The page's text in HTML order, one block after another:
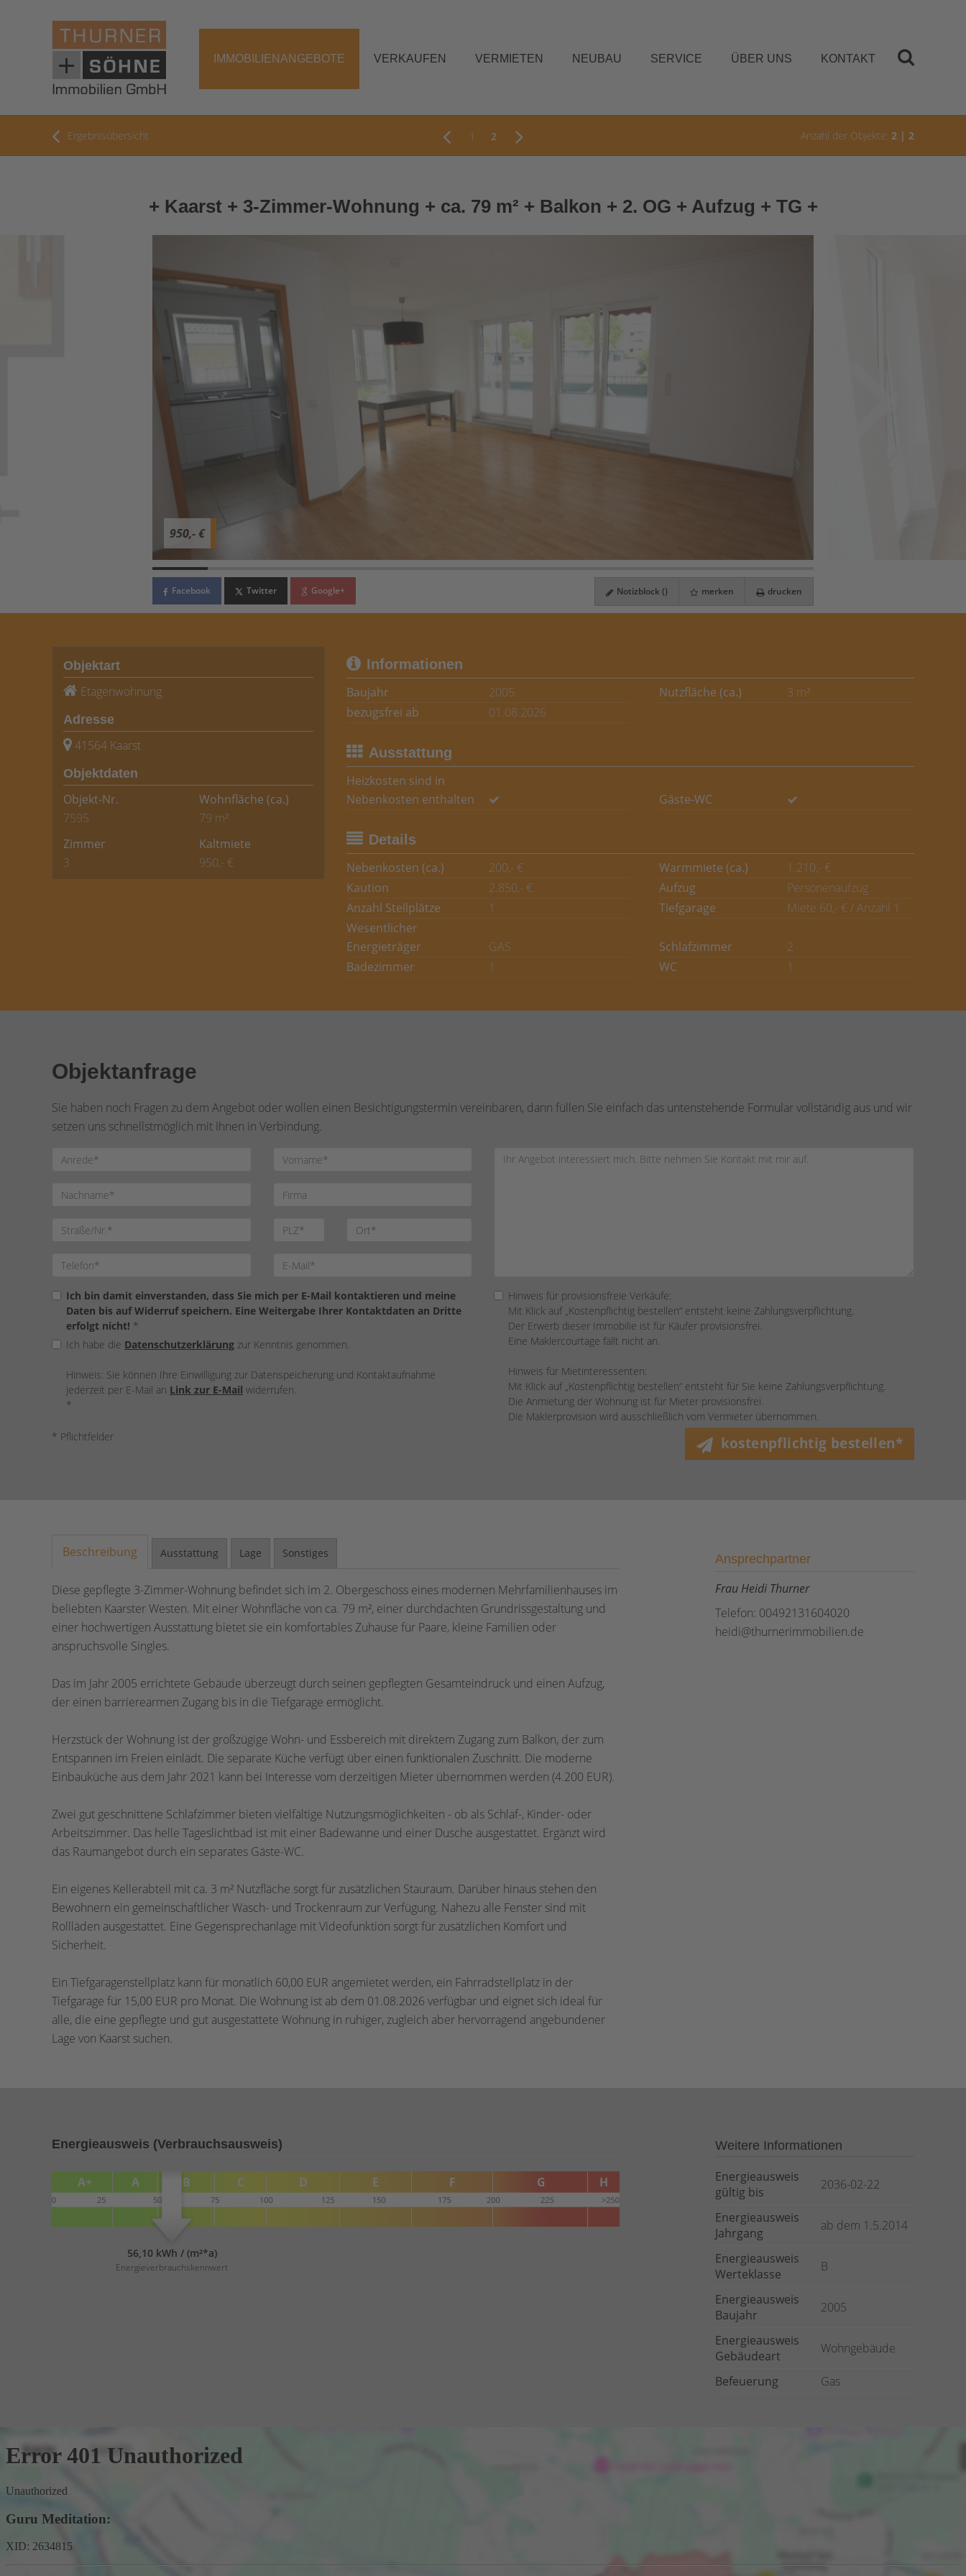
IMMOBILIENANGEBOTE VERKAUFEN VERMIETEN NEUBAU SERVICE ÜBER UNS KONTAKT
Ergebnisübersicht 1 2 Anzahl der Objekte: 2 | 2
+ Kaarst + 3-Zimmer-Wohnung + ca. 79 m² + Balkon + 2. OG + Aufzug + TG +
950,- €
Facebook Twitter Google+ Notizblock () merken drucken
Objektart
Etagenwohnung
Adresse
41564 Kaarst
Objektdaten
Objekt-Nr.
7595
Wohnfläche (ca.)
79 m²
Zimmer
3
Kaltmiete
950,- €
Informationen
Baujahr
2005 Nutzfläche (ca.)
3 m²
bezugsfrei ab
01.08.2026
Ausstattung
Heizkosten sind in
Nebenkosten enthalten
Gäste-WC
Details
Nebenkosten (ca.)
200,- € Warmmiete (ca.)
1.210,- €
Kaution
2.850,- € Aufzug
Personenaufzug
Anzahl Stellplätze
1 Tiefgarage
Miete 60,- € / Anzahl 1
Wesentlicher
Energieträger
GAS Schlafzimmer
2
Badezimmer
1 WC 1
Objektanfrage
Sie haben noch Fragen zu dem Angebot oder wollen einen Besichtigungstermin vereinbaren, dann füllen Sie einfach das untenstehende Formular vollständig aus und wir
setzen uns schnellstmöglich mit Ihnen in Verbindung.
Ich bin damit einverstanden, dass Sie mich per E-Mail kontaktieren und meine
Daten bis auf Widerruf speichern. Eine Weitergabe Ihrer Kontaktdaten an Dritte
erfolgt nicht! *
Ich habe die Datenschutzerklärung zur Kenntnis genommen.
Hinweis: Sie können Ihre Einwilligung zur Datenspeicherung und Kontaktaufnahme
jederzeit per E-Mail an Link zur E-Mail widerrufen.
*
Hinweis für provisionsfreie Verkäufe:
Mit Klick auf „Kostenpflichtig bestellen“ entsteht keine Zahlungsverpflichtung.
Der Erwerb dieser Immobilie ist für Käufer provisionsfrei.
Eine Maklercourtage fällt nicht an.
Hinweis für Mietinteressenten:
Mit Klick auf „Kostenpflichtig bestellen“ entsteht für Sie keine Zahlungsverpflichtung.
Die Anmietung der Wohnung ist für Mieter provisionsfrei.
Die Maklerprovision wird ausschließlich vom Vermieter übernommen.
* Pflichtfelder
kostenpflichtig bestellen*
Beschreibung Ausstattung Lage Sonstiges
Diese gepflegte 3-Zimmer-Wohnung befindet sich im 2. Obergeschoss eines modernen Mehrfamilienhauses im
beliebten Kaarster Westen. Mit einer Wohnfläche von ca. 79 m², einer durchdachten Grundrissgestaltung und
einer hochwertigen Ausstattung bietet sie ein komfortables Zuhause für Paare, kleine Familien oder
anspruchsvolle Singles.
Das im Jahr 2005 errichtete Gebäude überzeugt durch seinen gepflegten Gesamteindruck und einen Aufzug,
der einen barrierearmen Zugang bis in die Tiefgarage ermöglicht.
Herzstück der Wohnung ist der großzügige Wohn- und Essbereich mit direktem Zugang zum Balkon, der zum
Entspannen im Freien einlädt. Die separate Küche verfügt über einen funktionalen Zuschnitt. Die moderne
Einbauküche aus dem Jahr 2021 kann bei Interesse vom derzeitigen Mieter übernommen werden (4.200 EUR).
Zwei gut geschnittene Schlafzimmer bieten vielfältige Nutzungsmöglichkeiten - ob als Schlaf-, Kinder- oder
Arbeitszimmer. Das helle Tageslichtbad ist mit einer Badewanne und einer Dusche ausgestattet. Ergänzt wird
das Raumangebot durch ein separates Gäste-WC.
Ein eigenes Kellerabteil mit ca. 3 m² Nutzfläche sorgt für zusätzlichen Stauraum. Darüber hinaus stehen den
Bewohnern ein gemeinschaftlicher Wasch- und Trockenraum zur Verfügung. Nahezu alle Fenster sind mit
Rollläden ausgestattet. Eine Gegensprechanlage mit Videofunktion sorgt für zusätzlichen Komfort und
Sicherheit.
Ein Tiefgaragenstellplatz kann für monatlich 60,00 EUR angemietet werden, ein Fahrradstellplatz in der
Tiefgarage für 15,00 EUR pro Monat. Die Wohnung ist ab dem 01.08.2026 verfügbar und eignet sich ideal für
alle, die eine gepflegte und gut ausgestattete Wohnung in ruhiger, zugleich aber hervorragend angebundener
Lage von Kaarst suchen.
Ansprechpartner
Frau Heidi Thurner
Telefon: 00492131604020
heidi@thurnerimmobilien.de
Energieausweis (Verbrauchsausweis)
56,10 kWh / (m²*a)
Energieverbrauchskennwert
Weitere Informationen
Energieausweis
gültig bis
2036-02-22
Energieausweis
Jahrgang
ab dem 1.5.2014
Energieausweis
Werteklasse
B
Energieausweis
Baujahr
2005
Energieausweis
Gebäudeart
Wohngebäude
Befeuerung Gas